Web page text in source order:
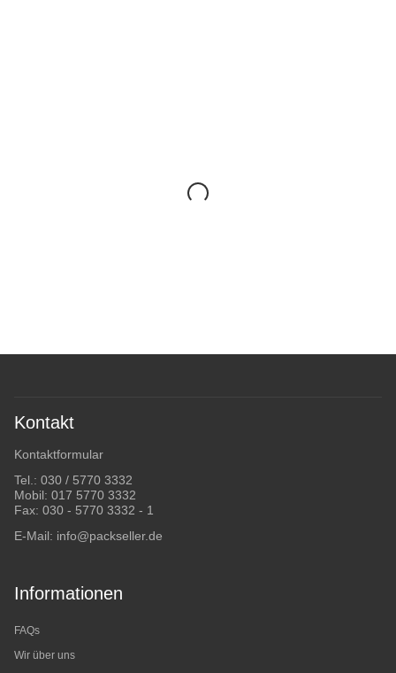
Kontakt
Kontaktformular
Tel.: 030 / 5770 3332
Mobil: 017 5770 3332
Fax: 030 - 5770 3332 - 1
E-Mail: info@packseller.de
Informationen
FAQs
Wir über uns